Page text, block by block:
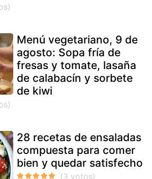
Menú vegetariano, 9 de
agosto: Sopa fría de
fresas y tomate, lasaña
de calabacín y sorbete
de kiwi
28 recetas de ensaladas
compuesta para comer
bien y quedar satisfecho